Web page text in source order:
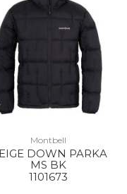
Montbell
DOWN PARKA
MS BK
1101673